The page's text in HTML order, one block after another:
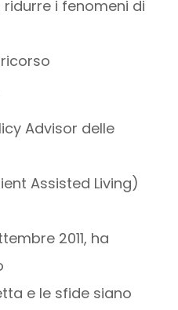
i fenomeni di
Advisor delle
Assisted Living)
2011, ha
e le sfide siano